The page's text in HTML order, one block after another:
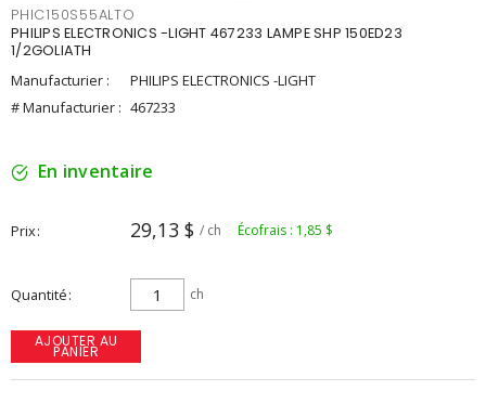
PHIC150S55ALTO
PHILIPS ELECTRONICS -LIGHT 467233 LAMPE SHP 150ED23
1/2GOLIATH
Manufacturier :
PHILIPS ELECTRONICS -LIGHT
# Manufacturier : 467233
En inventaire
Prix 29,13 $ / ch Écofrais : 1,85 $
Quantité ch
AJOUTER AU
PANIER